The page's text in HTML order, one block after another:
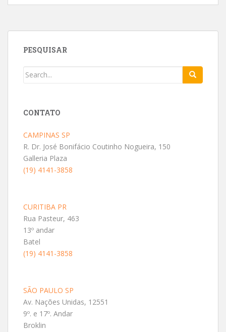
PESQUISAR
CONTATO
CAMPINAS SP
R. Dr. José Bonifácio Coutinho Nogueira, 150
Galleria Plaza
(19) 4141-3858
CURITIBA PR
Rua Pasteur, 463
13º andar
Batel
(19) 4141-3858
SÃO PAULO SP
Av. Nações Unidas, 12551
9º. e 17º. Andar
Broklin